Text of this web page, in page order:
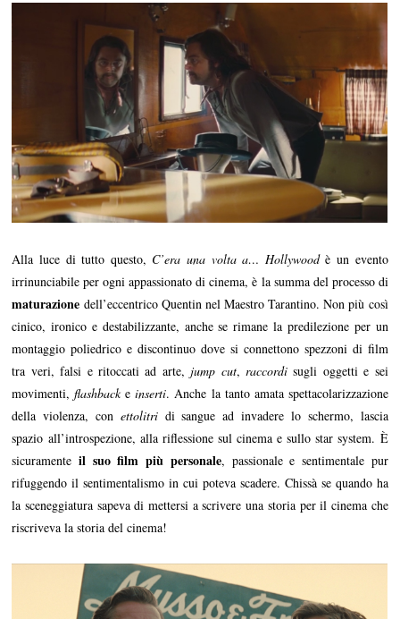
Alla luce di tutto questo, C’era una volta a… Hollywoodè un evento
irrinunciabile per ogni appassionato di cinema, è la summa del processo di
maturazione dell’eccentrico Quentin nel Maestro Tarantino. Non più così
cinico, ironico e destabilizzante, anche se rimane la predilezione per un
montaggio poliedrico e discontinuo dove si connettono spezzoni di film
tra veri, falsi e ritoccati ad arte, jump cut,raccordi sugli oggetti e sei
movimenti,flashbackeinserti. Anche la tanto amata spettacolarizzazione
della violenza, con ettolitridi sangue ad invadere lo schermo, lascia
spazio all’introspezione, alla riflessione sul cinema e sullo star system. È
sicuramenteil suo film più personale, passionale e sentimentale pur
rifuggendo il sentimentalismo in cui poteva scadere. Chissà se quando ha
la sceneggiatura sapeva di mettersi a scrivere una storia per il cinema che
riscriveva la storia del cinema!